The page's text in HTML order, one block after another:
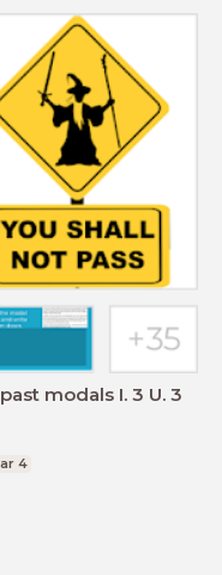
modals I. 3 U. 3
4